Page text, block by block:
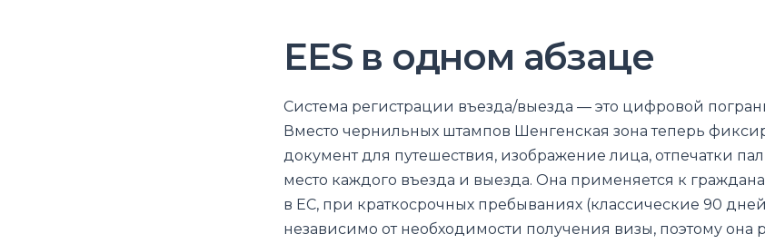
EES в одном абзаце
Система регистрации въезда/выезда — это цифровой
Вместо чернильных штампов Шенгенская зона теперь
документ для путешествия, изображение лица, отпечатки
место каждого въезда и выезда. Она применяется к
в ЕС, при краткосрочных пребываниях (классические 90
независимо от необходимости получения визы, поэтому она